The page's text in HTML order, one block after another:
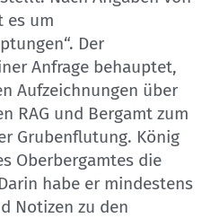
es um
Der
Anfrage behauptet,
Aufzeichnungen über
RAG und Bergamt zum
Grubenflutung. König
Oberbergamtes die
habe er mindestens
Notizen zu den